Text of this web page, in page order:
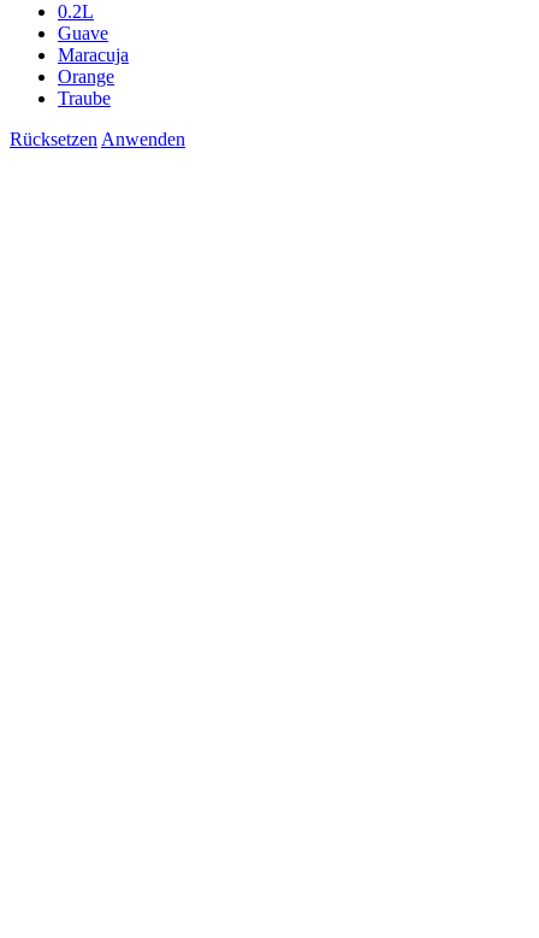
0.2L
Guave
Maracuja
Orange
Traube
Rücksetzen Anwenden